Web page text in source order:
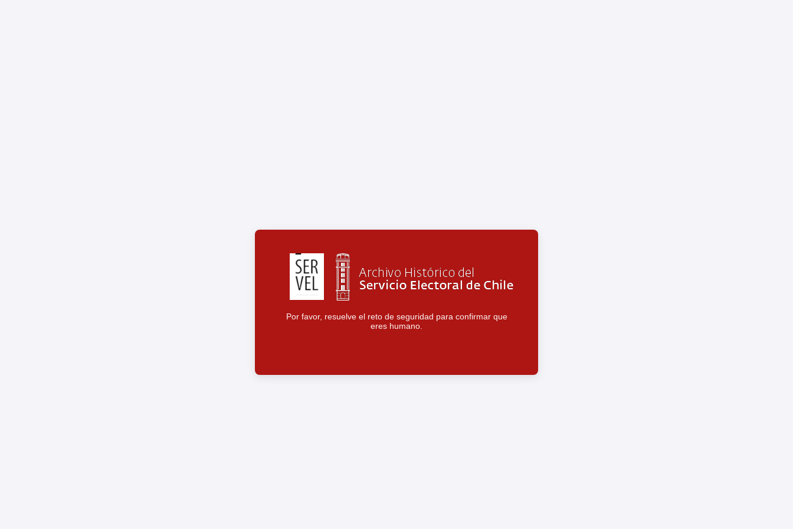
Por favor, resuelve el reto de seguridad para confirmar que
eres humano.